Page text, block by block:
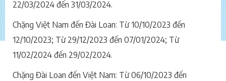
22/03/2024 đến 31/03/2024.
Chặng Việt Nam đến Đài Loan: Từ 10/10/2023 đến
12/10/2023; Từ 29/12/2023 đến 07/01/2024; Từ
11/02/2024 đến 29/02/2024.
Chặng Đài Loan đến Việt Nam: Từ 06/10/2023 đến